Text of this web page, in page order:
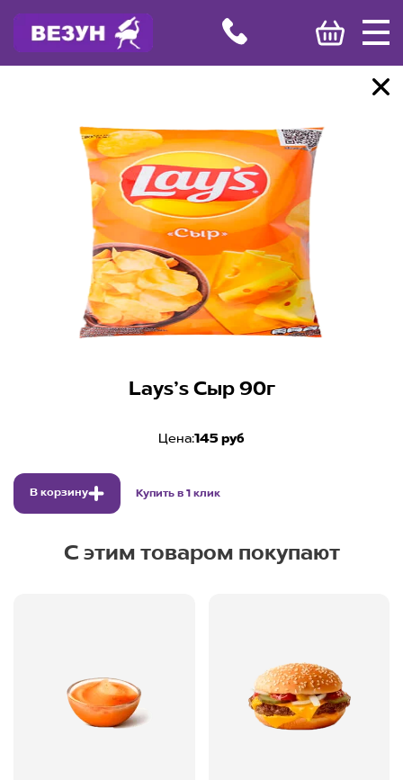
Lays’s Сыр 90г
Цена:145 руб
В корзину Купить в 1 клик
С этим товаром покупают